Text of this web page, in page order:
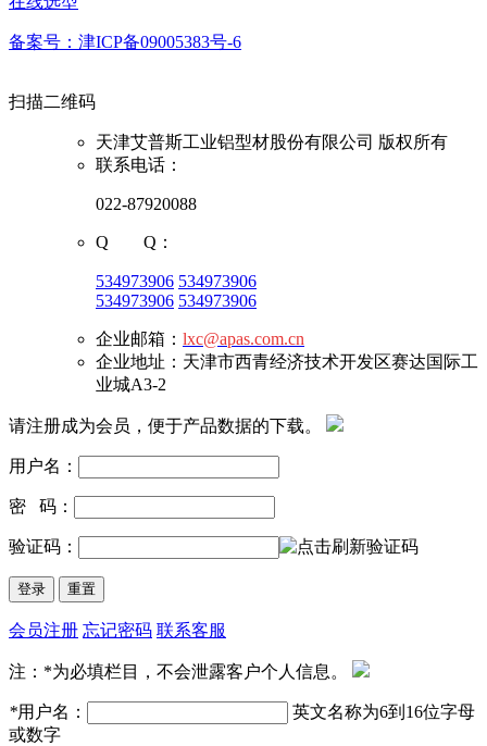
备案号：津ICP备09005383号-6
扫描二维码
天津艾普斯工业铝型材股份有限公司 版权所有
联系电话：
022-87920088
Q Q：
534973906 534973906
534973906 534973906
企业邮箱： lxc@apas.com.cn
企业地址：天津市西青经济技术开发区赛达国际工
业城A3-2
请注册成为会员，便于产品数据的下载。
用户名：
密 码：
验证码：
会员注册 忘记密码 联系客服
注：*为必填栏目，不会泄露客户个人信息。
*用户名：
英文名称为6到16位字母
或数字